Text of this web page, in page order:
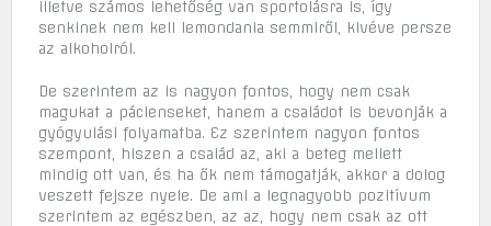
illetve számos lehetőség van sportolásra is, így
senkinek nem kell lemondania semmiről, kivéve persze
az alkoholról.
De szerintem az is nagyon fontos, hogy nem csak
magukat a pácienseket, hanem a családot is bevonják a
gyógyulási folyamatba. Ez szerintem nagyon fontos
szempont, hiszen a család az, aki a beteg mellett
mindig ott van, és ha ők nem támogatják, akkor a dolog
veszett fejsze nyele. De ami a legnagyobb pozitívum
szerintem az egészben, az az, hogy nem csak az ott